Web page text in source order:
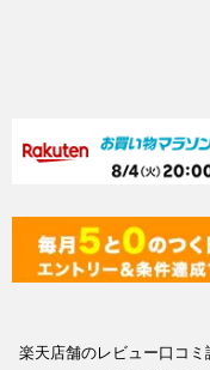
楽天店舗のレビュー口コ